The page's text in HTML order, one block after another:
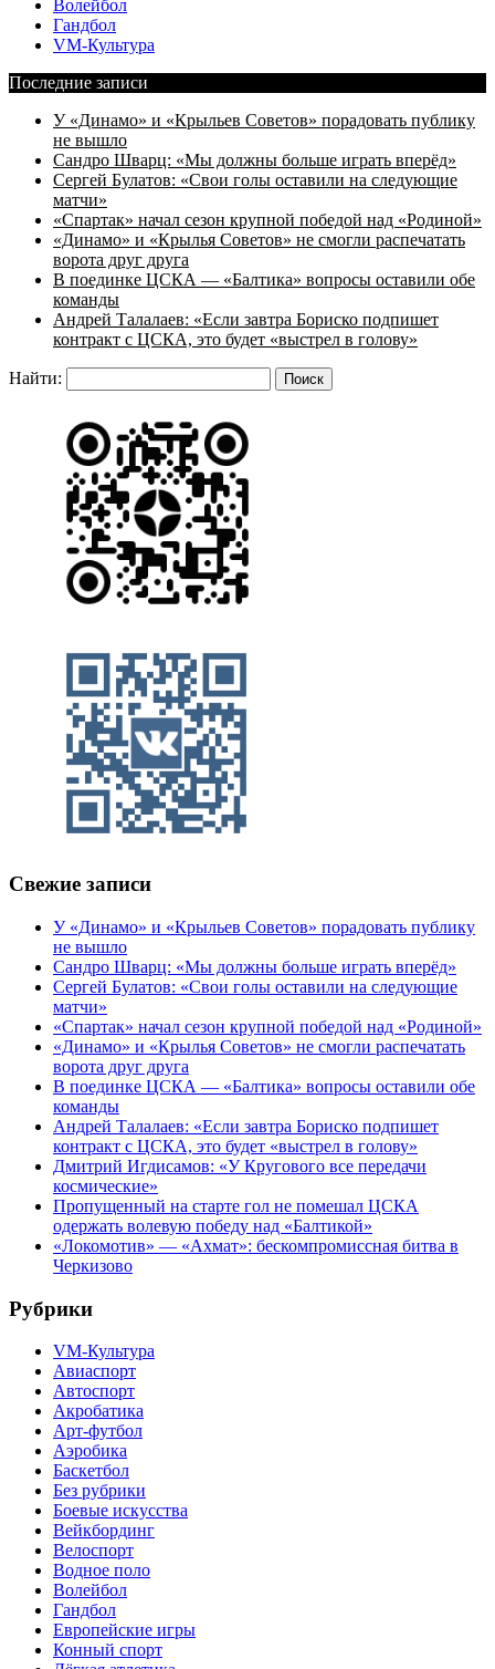
Волейбол
Гандбол
VM-Культура
Последние записи
У «Динамо» и «Крыльев Советов» порадовать публику
не вышло
Сандро Шварц: «Мы должны больше играть вперёд»
Сергей Булатов: «Свои голы оставили на следующие
матчи»
«Спартак» начал сезон крупной победой над «Родиной»
«Динамо» и «Крылья Советов» не смогли распечатать
ворота друг друга
В поединке ЦСКА — «Балтика» вопросы оставили обе
команды
Андрей Талалаев: «Если завтра Бориско подпишет
контракт с ЦСКА, это будет «выстрел в голову»
Найти:
Свежие записи
У «Динамо» и «Крыльев Советов» порадовать публику
не вышло
Сандро Шварц: «Мы должны больше играть вперёд»
Сергей Булатов: «Свои голы оставили на следующие
матчи»
«Спартак» начал сезон крупной победой над «Родиной»
«Динамо» и «Крылья Советов» не смогли распечатать
ворота друг друга
В поединке ЦСКА — «Балтика» вопросы оставили обе
команды
Андрей Талалаев: «Если завтра Бориско подпишет
контракт с ЦСКА, это будет «выстрел в голову»
Дмитрий Игдисамов: «У Кругового все передачи
космические»
Пропущенный на старте гол не помешал ЦСКА
одержать волевую победу над «Балтикой»
«Локомотив» — «Ахмат»: бескомпромиссная битва в
Черкизово
Рубрики
VM-Культура
Авиаспорт
Автоспорт
Акробатика
Арт-футбол
Аэробика
Баскетбол
Без рубрики
Боевые искусства
Вейкбординг
Велоспорт
Водное поло
Волейбол
Гандбол
Европейские игры
Конный спорт